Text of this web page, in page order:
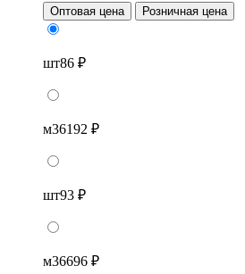
Оптовая цена Розничная цена
шт86 ₽
м36192 ₽
шт93 ₽
м36696 ₽